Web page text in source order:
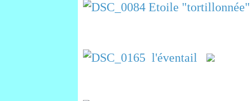
Etoile "tortillonnée"
l'éventail